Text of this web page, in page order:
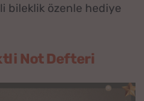
bileklik özenle hediye
Not Defteri